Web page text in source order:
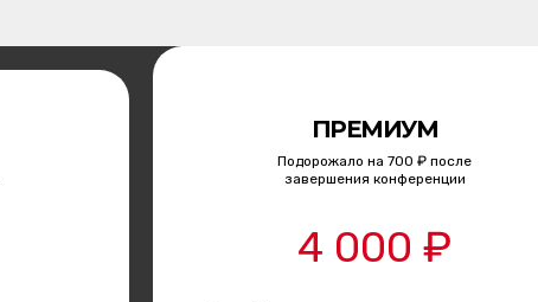
4 000 ₽
Подорожало на 700 ₽ после
завершения конференции
ПРЕМИУМ